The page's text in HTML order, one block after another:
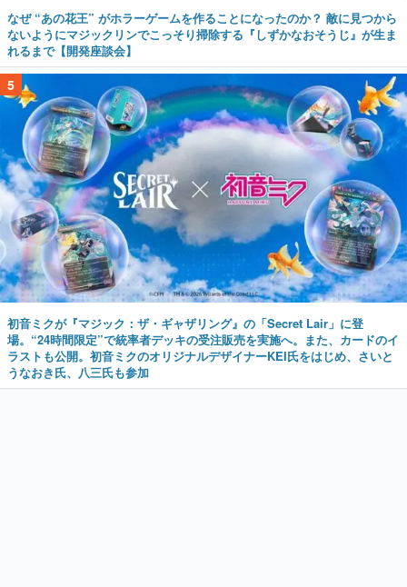
なぜ “あの花王” がホラーゲームを作ることになったのか？ 敵に見つから
ないようにマジックリンでこっそり掃除する『しずかなおそうじ』が生ま
れるまで【開発座談会】
5
初音ミクが『マジック：ザ・ギャザリング』の「Secret Lair」に登
場。“24時間限定”で統率者デッキの受注販売を実施へ。また、カードのイ
ラストも公開。初音ミクのオリジナルデザイナーKEI氏をはじめ、さいと
うなおき氏、八三氏も参加